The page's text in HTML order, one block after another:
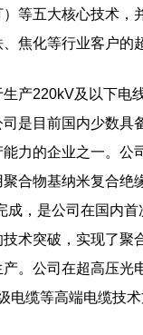
等五大核心技术，
焦化等行业客户的
220kV及以下电
是目前国内少数具
力的企业之一。公
合物基纳米复合绝
成，是公司在国内
术突破，实现了聚
。公司在超高压光
电缆等高端电缆技